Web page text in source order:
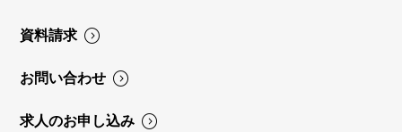
資料請求
お問い合わせ
求人のお申し込み